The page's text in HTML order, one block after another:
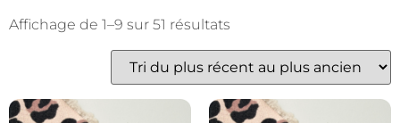
Affichage de 1–9 sur 51 résultats